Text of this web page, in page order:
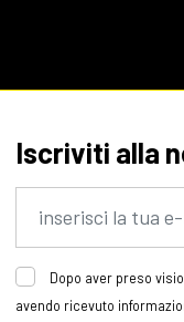
Iscriviti alla
Dopo aver preso
avendo ricevuto